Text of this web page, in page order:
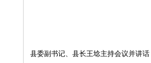
县委副书记、县长王埝主持会议并讲